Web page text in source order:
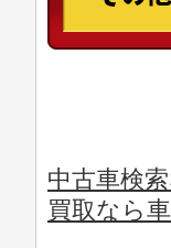
中古車検
買取なら